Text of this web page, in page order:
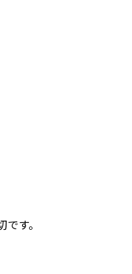
です。